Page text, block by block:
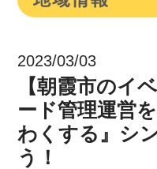
2023/03/03
【朝霞市のイ
ード管理運営
わくする』シ
う！